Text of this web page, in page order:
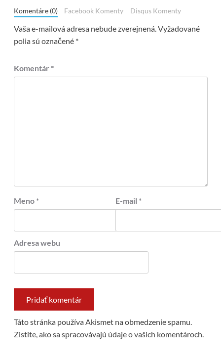
Komentáre (0) Facebook Komenty Disqus Komenty
Vaša e-mailová adresa nebude zverejnená.Vyžadované
polia sú označené *
Komentár *
Meno * E-mail *
Adresa webu
Táto stránka používa Akismet na obmedzenie spamu.
Zistite, ako sa spracovávajú údaje o vašich komentároch.